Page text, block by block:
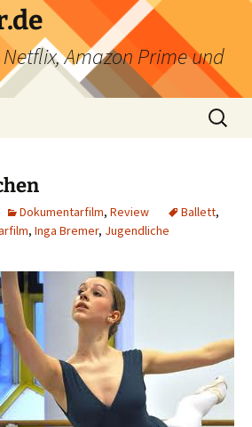
Amazon Prime und
Suche
nach:
Dokumentarfilm, Review Ballett,
, Inga Bremer, Jugendliche